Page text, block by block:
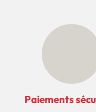
Paiements